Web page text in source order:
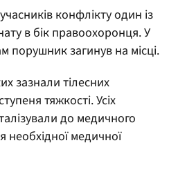
конфлікту один із
в бік правоохоронця. У
порушник загинув на місці.
зазнали тілесних
тяжкості. Усіх
до медичного
необхідної медичної